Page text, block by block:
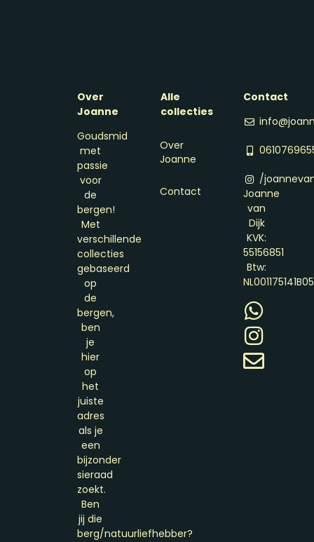
Over
Joanne
Goudsmid
met
passie
voor
de
bergen!
Met
verschillende
collecties
gebaseerd
op
de
bergen,
ben
je
hier
op
het
juiste
adres
als je
een
bijzonder
sieraad
zoekt.
Ben
jij die
berg/natuurliefhebber?
Alle
collecties
Over
Joanne
Contact
Contact
/
Joanne
van
Dijk
KVK:
55156851
Btw:
NL001175141B05